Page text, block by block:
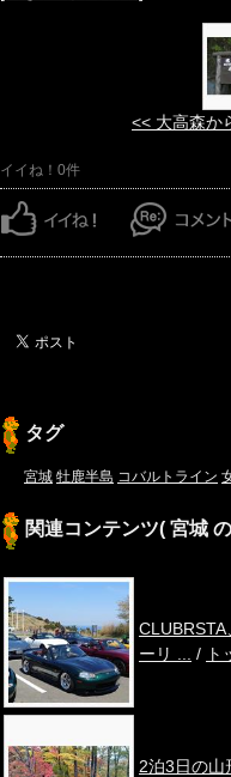
<< 大高森か
イイね！0件
タグ
宮城 牡鹿半島 コバルトライン
関連コンテンツ( 宮城
ーリ ... / ト
2泊3日の山